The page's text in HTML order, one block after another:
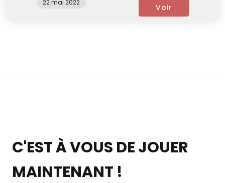
22 mai 2022
Voir
C'EST À VOUS DE JOUER
MAINTENANT !